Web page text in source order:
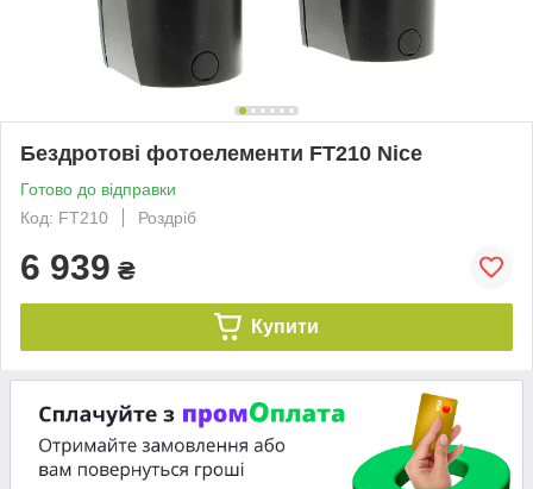
Бездротові фотоелементи FT210 Nice
Готово до відправки
Код: FT210
Роздріб
6 939 ₴
Купити